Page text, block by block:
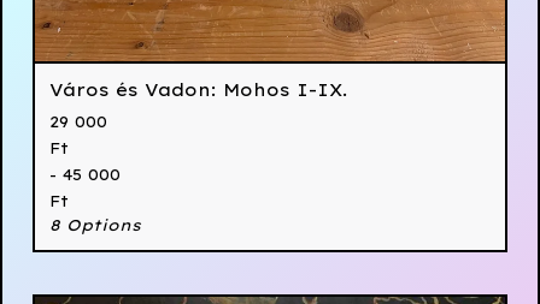
Város és Vadon: Mohos I-IX.
29 000
Ft
- 45 000
Ft
8 Options